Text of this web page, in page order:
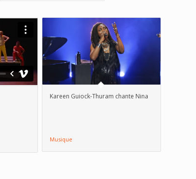
Kareen Guiock-Thuram chante Nina
Musique